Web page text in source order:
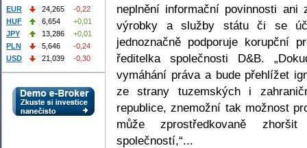
neplnění informační povinnosti
výrobky a služby státu či se
jednoznačně podporuje korupční
ředitelka společnosti D&B.
vymáhání práva a bude přehlížet
ze strany tuzemských i
republice, znemožní tak možnost
může zprostředkovaně
společností,“...
EUR 24,265
-0,22
HUF
6,654
+0,01
JPY
13,286
+0,01
PLN
5,646
-0,24
USD
21,039 -0,30